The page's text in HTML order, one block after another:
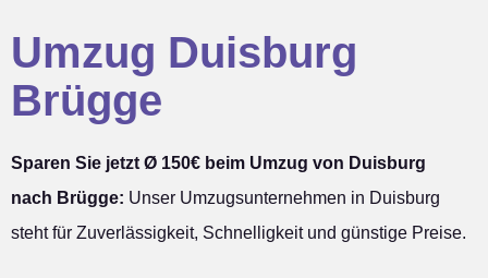
Umzug Duisburg
Brügge
Sparen Sie jetzt Ø 150€ beim Umzug von Duisburg
nach Brügge: Unser Umzugsunternehmen in Duisburg
steht für Zuverlässigkeit, Schnelligkeit und günstige Preise.